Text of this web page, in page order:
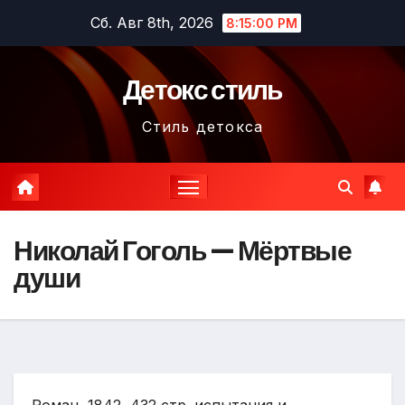
содержимому
Сб. Авг 8th, 2026 8:15:01 PM
Детокс стиль
Стиль детокса
Николай Гоголь — Мёртвые
души